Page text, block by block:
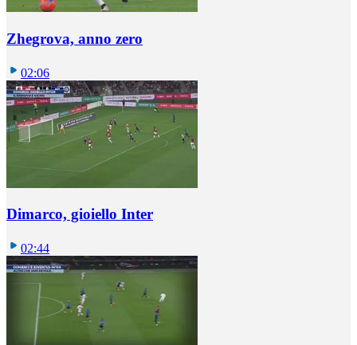
Zhegrova, anno zero
02:06
Dimarco, gioiello Inter
02:44